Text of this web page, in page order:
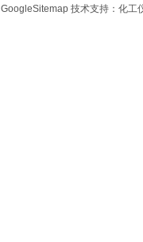
GoogleSitemap技术支持：化工